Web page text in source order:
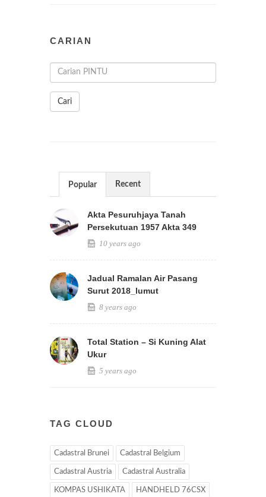
CARIAN
Cari
Popular Recent
Akta Pesuruhjaya Tanah
Persekutuan 1957 Akta 349
10 years ago
Jadual Ramalan Air Pasang
Surut 2018_lumut
8 years ago
Total Station – Si Kuning Alat
Ukur
5 years ago
TAG CLOUD
Cadastral Brunei Cadastral Belgium
Cadastral Austria Cadastral Australia
KOMPAS USHIKATA HANDHELD 76CSX